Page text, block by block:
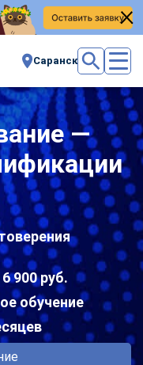
Саранск
—
900 руб.
обучение